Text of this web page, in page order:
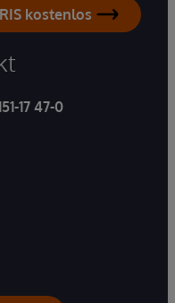
kostenlos
17 47-0